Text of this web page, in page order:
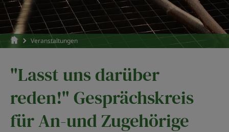
Veranstaltungen
"Lasst uns darüber
reden!" Gesprächskreis
für An-und Zugehörige